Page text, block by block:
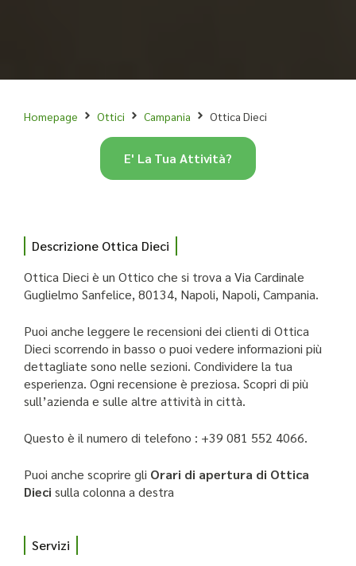
Homepage Ottici Campania Ottica Dieci
Descrizione Ottica Dieci
Ottica Dieci è un Ottico che si trova a Via Cardinale
Guglielmo Sanfelice, 80134, Napoli, Napoli, Campania.
Puoi anche leggere le recensioni dei clienti di Ottica
Dieci scorrendo in basso o puoi vedere informazioni più
dettagliate sono nelle sezioni. Condividere la tua
esperienza. Ogni recensione è preziosa. Scopri di più
sull’azienda e sulle altre attività in città.
Questo è il numero di telefono : +39 081 552 4066.
Puoi anche scoprire gli Orari di apertura di Ottica
Dieci sulla colonna a destra
Servizi
E' La Tua Attività?